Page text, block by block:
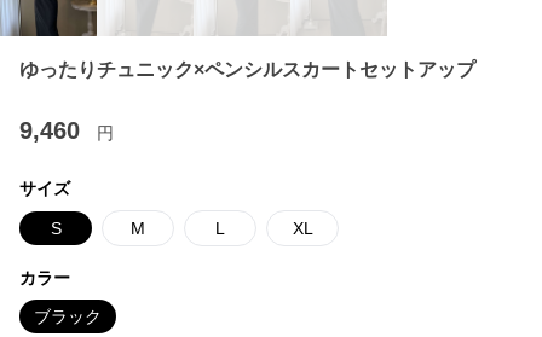
ゆったりチュニック×ペンシルスカートセットアップ
9,460 円
サイズ
S M L XL
カラー
ブラック